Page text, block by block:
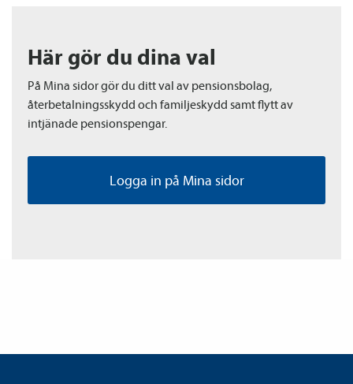
Här gör du dina val
På Mina sidor gör du ditt val av pensions­bolag,
återbetalnings­skydd och familje­skydd samt flytt av
intjänade pensions­pengar.
Logga in på Mina sidor